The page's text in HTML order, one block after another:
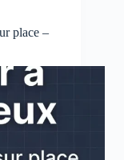
place –